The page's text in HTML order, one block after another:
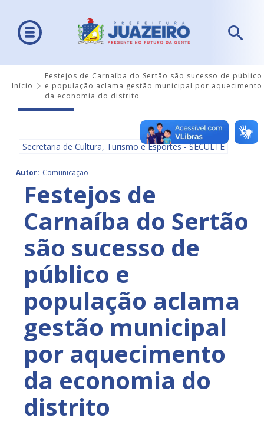
Início
Festejos de Carnaíba do Sertão são sucesso de público
e população aclama gestão municipal por aquecimento
da economia do distrito
Secretaria de Cultura, Turismo e Esportes - SECULTE
Autor: Comunicação
Festejos de
Carnaíba do Sertão
são sucesso de
público e
população aclama
gestão municipal
por aquecimento
da economia do
distrito